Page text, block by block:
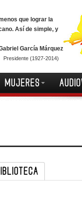
que lograr la
Así de simple, y
García Márquez
Presidente (1927-2014)
MUJERES